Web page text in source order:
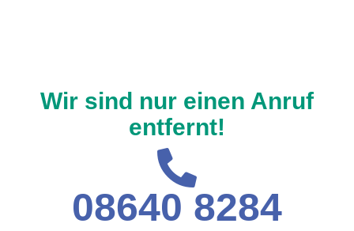
Wir sind nur einen Anruf
entfernt!
08640 8284